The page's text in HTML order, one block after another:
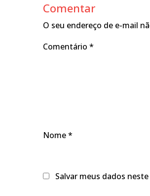
Comentar
O seu endereço de e-mail
Comentário *
Nome*
Salvar meus dados